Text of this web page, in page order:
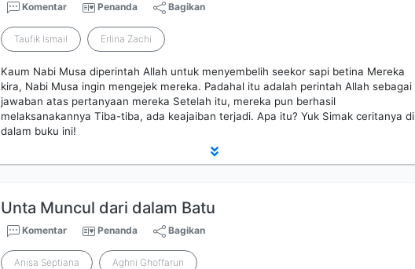
Komentar Penanda Bagikan
Taufik Ismail Erlina Zachi
Kaum Nabi Musa diperintah Allah untuk menyembelih seekor sapi betina Mereka
kira, Nabi Musa ingin mengejek mereka. Padahal itu adalah perintah Allah sebagai
jawaban atas pertanyaan mereka Setelah itu, mereka pun berhasil
melaksanakannya Tiba-tiba, ada keajaiban terjadi. Apa itu? Yuk Simak ceritanya di
dalam buku ini!
Unta Muncul dari dalam Batu
Komentar Penanda Bagikan
Anisa Septiana Aghni Ghoffarun